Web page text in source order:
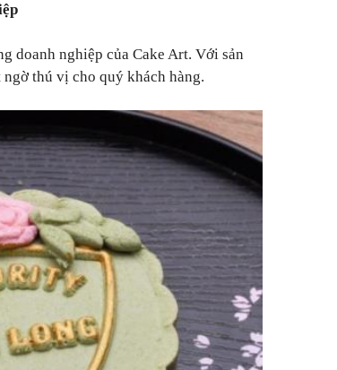
doanh nghiệp của Cake Art. Với sản
thú vị cho quý khách hàng.